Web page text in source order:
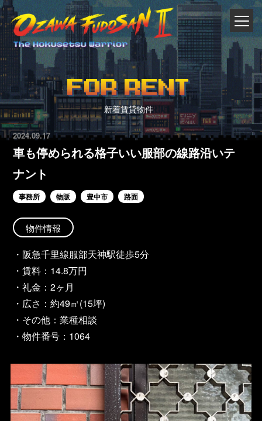
FOR RENT
新着賃貸物件
2024.09.17
車も停められる格子いい服部の線路沿いテ
ナント
事務所 物販 豊中市 路面
物件情報
・阪急千里線服部天神駅徒歩5分
・賃料：14.8万円
・礼金：2ヶ月
・広さ：約49㎡(15坪)
・その他：業種相談
・物件番号：1064